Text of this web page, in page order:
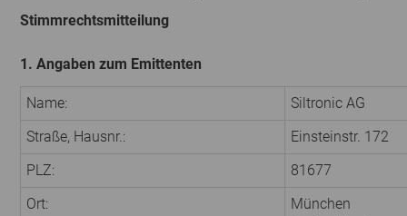
Stimmrechtsmitteilung
1. Angaben zum Emittenten
Name:
Siltronic AG
Straße, Hausnr.:
Einsteinstr. 172
PLZ:
81677
Ort:
München